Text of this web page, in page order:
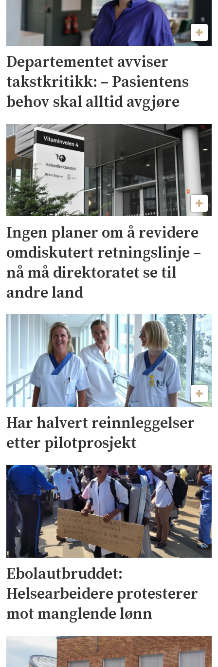
Departementet avviser
takstkritikk: – Pasientens
behov skal alltid avgjøre
Ingen planer om å revidere
omdiskutert retningslinje –
nå må direktoratet se til
andre land
Har halvert reinnleggelser
etter pilotprosjekt
Ebolautbruddet:
Helsearbeidere protesterer
mot manglende lønn